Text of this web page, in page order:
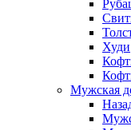
Худи
Мужская